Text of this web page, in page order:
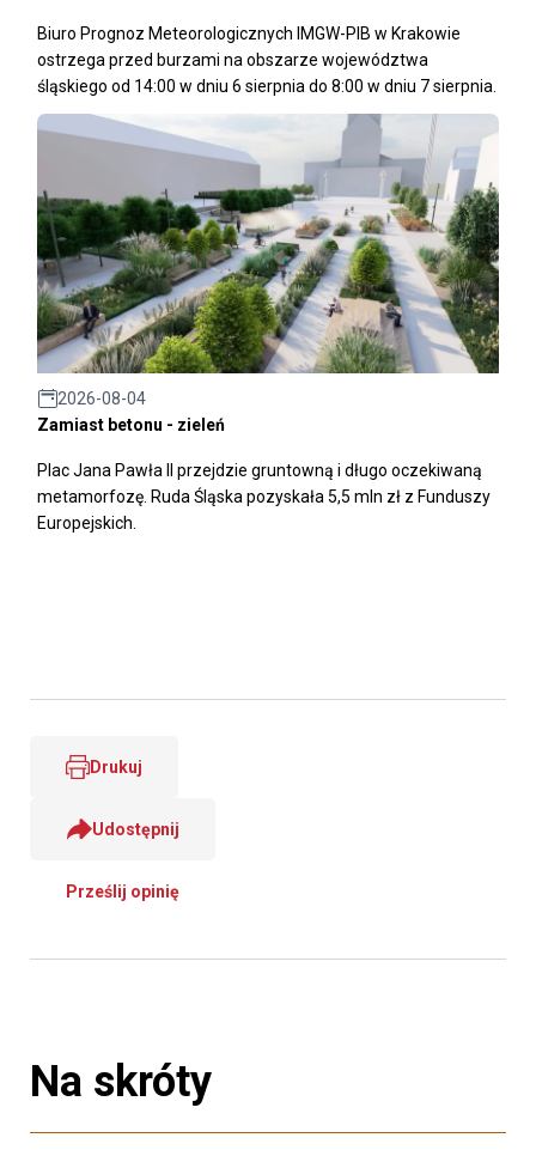
Biuro Prognoz Meteorologicznych IMGW-PIB w Krakowie
ostrzega przed burzami na obszarze województwa
śląskiego od 14:00 w dniu 6 sierpnia do 8:00 w dniu 7 sierpnia.
2026-08-04
Zamiast betonu - zieleń
Plac Jana Pawła II przejdzie gruntowną i długo oczekiwaną
metamorfozę. Ruda Śląska pozyskała 5,5 mln zł z Funduszy
Europejskich.
Drukuj
Udostępnij
Prześlij opinię
Na skróty